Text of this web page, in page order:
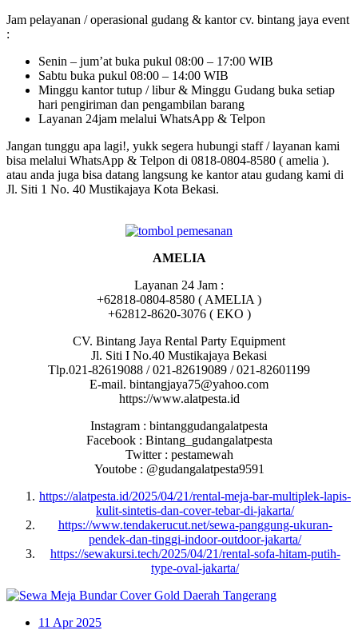
Jam pelayanan / operasional gudang & kantor cv. bintang jaya event
:
Senin – jum’at buka pukul 08:00 – 17:00 WIB
Sabtu buka pukul 08:00 – 14:00 WIB
Minggu kantor tutup / libur & Minggu Gudang buka setiap
hari pengiriman dan pengambilan barang
Layanan 24jam melalui WhatsApp & Telpon
Jangan tunggu apa lagi!, yukk segera hubungi staff / layanan kami
bisa melalui WhatsApp & Telpon di 0818-0804-8580 ( amelia ).
atau anda juga bisa datang langsung ke kantor atau gudang kami di
Jl. Siti 1 No. 40 Mustikajaya Kota Bekasi.
AMELIA
Layanan 24 Jam :
+62818-0804-8580 ( AMELIA )
+62812-8620-3076 ( EKO )
CV. Bintang Jaya Rental Party Equipment
Jl. Siti I No.40 Mustikajaya Bekasi
Tlp.021-82619088 / 021-82619089 / 021-82601199
E-mail. bintangjaya75@yahoo.com
https://www.alatpesta.id
Instagram : bintanggudangalatpesta
Facebook : Bintang_gudangalatpesta
Twitter : pestamewah
Youtobe : @gudangalatpesta9591
https://alatpesta.id/2025/04/21/rental-meja-bar-multiplek-lapis-
kulit-sintetis-dan-cover-tebar-di-jakarta/
https://www.tendakerucut.net/sewa-panggung-ukuran-
pendek-dan-tinggi-indoor-outdoor-jakarta/
https://sewakursi.tech/2025/04/21/rental-sofa-hitam-putih-
type-oval-jakarta/
11 Apr 2025